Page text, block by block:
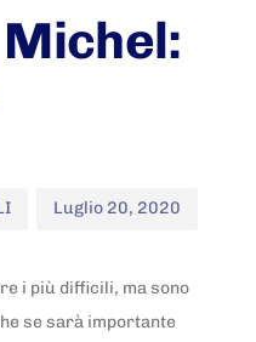
Luglio 20, 2020
i più difficili, ma sono
se sarà importante